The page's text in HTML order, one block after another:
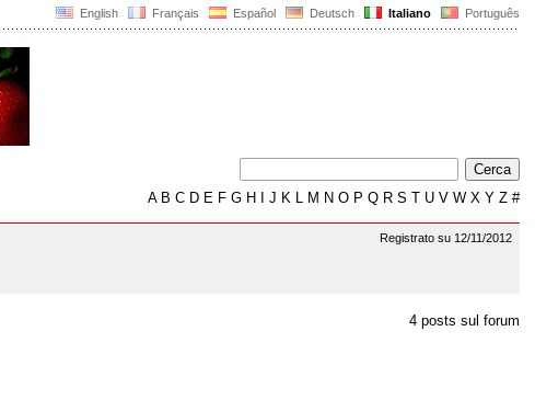
English Français Español Deutsch Italiano Português
AB C D E F G H J K L M N O P Q R S T U V W X Y Z #
Registrato su 12/11/2012
4 posts sul forum